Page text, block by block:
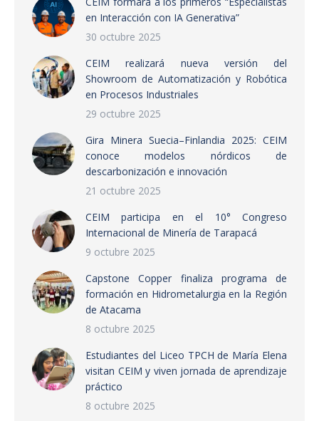
en Interacción con IA Generativa”
30 octubre 2025
CEIM realizará nueva versión del
Showroom de Automatización y Robótica
en Procesos Industriales
29 octubre 2025
Gira Minera Suecia–Finlandia 2025: CEIM
conoce modelos nórdicos de
descarbonización e innovación
21 octubre 2025
CEIM participa en el 10° Congreso
Internacional de Minería de Tarapacá
9 octubre 2025
Capstone Copper finaliza programa de
formación en Hidrometalurgia en la Región
de Atacama
8 octubre 2025
Estudiantes del Liceo TPCH de María Elena
visitan CEIM y viven jornada de aprendizaje
práctico
8 octubre 2025